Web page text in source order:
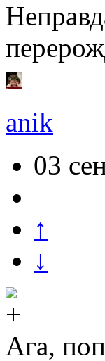
anik
03
↑
↓
Ага,